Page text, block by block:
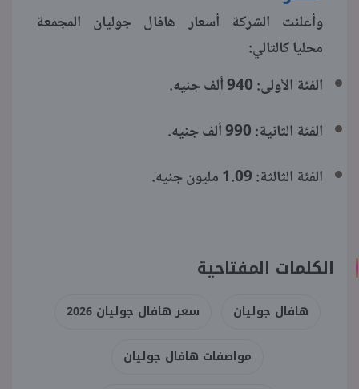
وأعلنت الشركة أسعار هافال جوليان المجمعة
محليا كالتالي:
الفئة الأولى: 940 ألف جنيه.
الفئة الثانية: 990 ألف جنيه.
الفئة الثالثة: 1.09 مليون جنيه.
الكلمات المفتاحية
هافال جوليان سعر هافال جوليان 2026
مواصفات هافال جوليان